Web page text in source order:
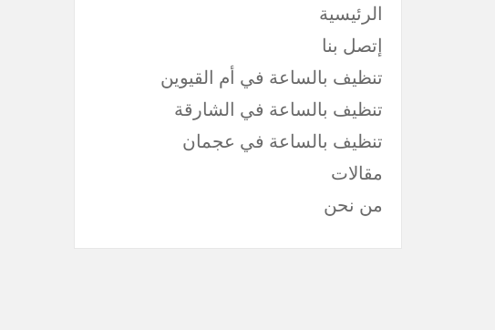
الرئيسية
إتصل بنا
تنظيف بالساعة في أم القيوين
تنظيف بالساعة في الشارقة
تنظيف بالساعة في عجمان
مقالات
من نحن